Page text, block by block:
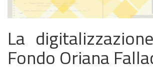
La
Fondo Oriana